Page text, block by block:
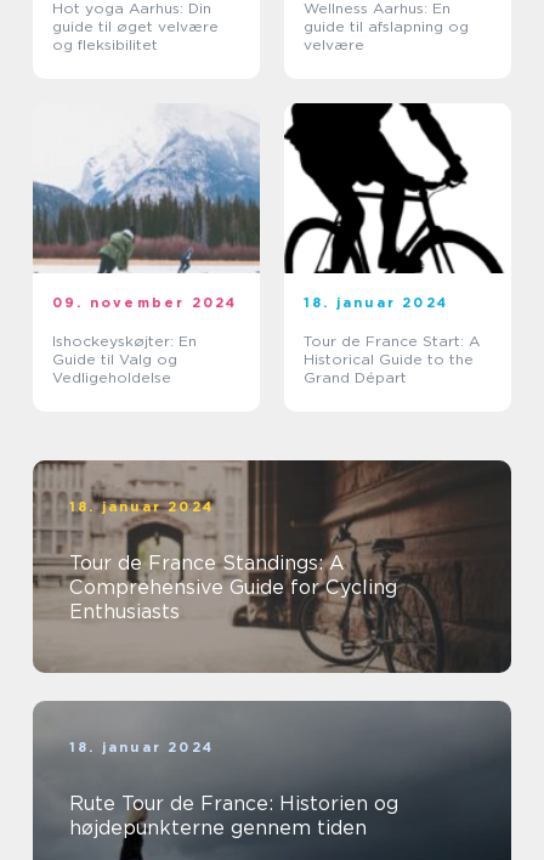
Hot yoga Aarhus: Din
guide til øget velvære
og fleksibilitet
Wellness Aarhus: En
guide til afslapning og
velvære
09. november 2024
Ishockeyskøjter: En
Guide til Valg og
Vedligeholdelse
18. januar 2024
Tour de France Start: A
Historical Guide to the
Grand Départ
18. januar 2024
Tour de France Standings: A
Comprehensive Guide for Cycling
Enthusiasts
18. januar 2024
Rute Tour de France: Historien og
højdepunkterne gennem tiden